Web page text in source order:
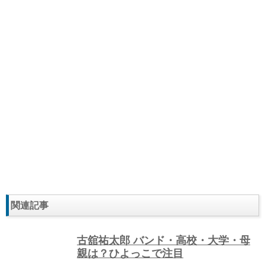
関連記事
古舘祐太郎 バンド・高校・大学・母
親は？ひよっこで注目